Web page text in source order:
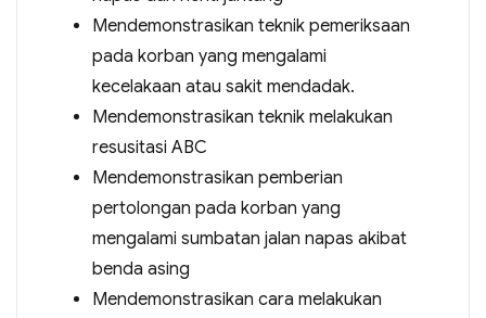
Mendemonstrasikan teknik pemeriksaan
pada korban yang mengalami
kecelakaan atau sakit mendadak.
Mendemonstrasikan teknik melakukan
resusitasi ABC
Mendemonstrasikan pemberian
pertolongan pada korban yang
mengalami sumbatan jalan napas akibat
benda asing
Mendemonstrasikan cara melakukan